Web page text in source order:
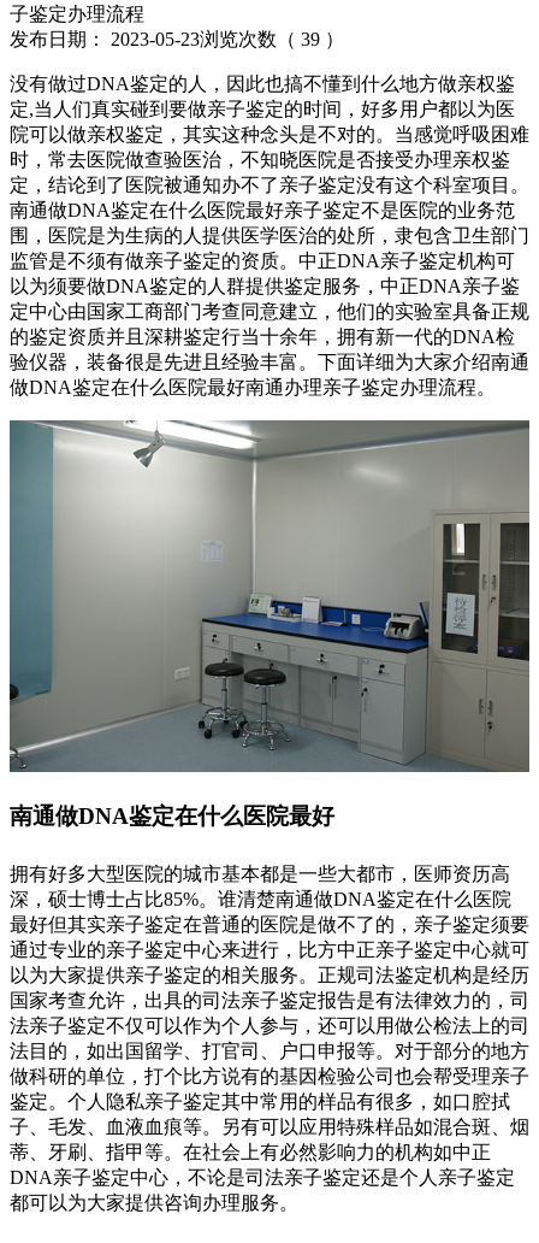
子鉴定办理流程
发布日期：
2023-05-23浏览次数（ 39 ）
没有做过DNA鉴定的人，因此也搞不懂到什么地方做亲权鉴
定,当人们真实碰到要做亲子鉴定的时间，好多用户都以为医
院可以做亲权鉴定，其实这种念头是不对的。当感觉呼吸困难
时，常去医院做查验医治，不知晓医院是否接受办理亲权鉴
定，结论到了医院被通知办不了亲子鉴定没有这个科室项目。
南通做DNA鉴定在什么医院最好亲子鉴定不是医院的业务范
围，医院是为生病的人提供医学医治的处所，隶包含卫生部门
监管是不须有做亲子鉴定的资质。中正DNA亲子鉴定机构可
以为须要做DNA鉴定的人群提供鉴定服务，中正DNA亲子鉴
定中心由国家工商部门考查同意建立，他们的实验室具备正规
的鉴定资质并且深耕鉴定行当十余年，拥有新一代的DNA检
验仪器，装备很是先进且经验丰富。下面详细为大家介绍南通
做DNA鉴定在什么医院最好南通办理亲子鉴定办理流程。
南通做DNA鉴定在什么医院最好
拥有好多大型医院的城市基本都是一些大都市，医师资历高
深，硕士博士占比85%。谁清楚南通做DNA鉴定在什么医院
最好但其实亲子鉴定在普通的医院是做不了的，亲子鉴定须要
通过专业的亲子鉴定中心来进行，比方中正亲子鉴定中心就可
以为大家提供亲子鉴定的相关服务。正规司法鉴定机构是经历
国家考查允许，出具的司法亲子鉴定报告是有法律效力的，司
法亲子鉴定不仅可以作为个人参与，还可以用做公检法上的司
法目的，如出国留学、打官司、户口申报等。对于部分的地方
做科研的单位，打个比方说有的基因检验公司也会帮受理亲子
鉴定。个人隐私亲子鉴定其中常用的样品有很多，如口腔拭
子、毛发、血液血痕等。另有可以应用特殊样品如混合斑、烟
蒂、牙刷、指甲等。在社会上有必然影响力的机构如中正
DNA亲子鉴定中心，不论是司法亲子鉴定还是个人亲子鉴定
都可以为大家提供咨询办理服务。